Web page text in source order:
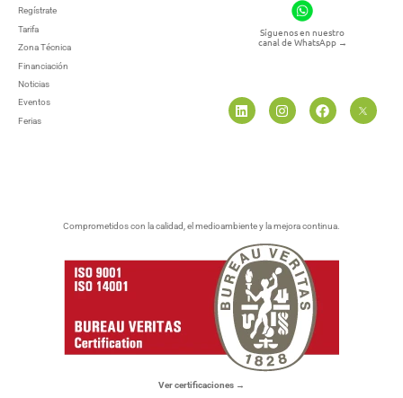
Regístrate
Tarifa
Zona Técnica
Financiación
Noticias
Eventos
Ferias
Síguenos en nuestro
canal de WhatsApp →
Comprometidos con la calidad, el medioambiente y la mejora continua.
Ver certificaciones →